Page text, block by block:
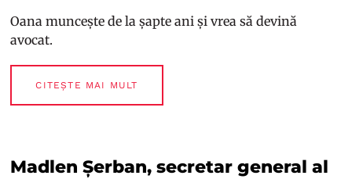
Oana muncește de la șapte ani și vrea să devină
avocat.
CITEȘTE MAI MULT
Madlen Șerban, secretar general al